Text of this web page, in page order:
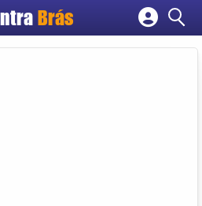
Brás
Cadastrar empresa